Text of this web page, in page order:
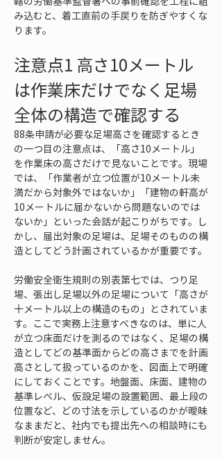
み込むと、着工直前の手戻りを防ぎやすくな
ります。
注意点1 高さ10メートル
は作業床だけでなく足場
全体の構造で確認する
88条申請が必要な足場高さを確認するとき
の一つ目の注意点は、「高さ10メートル」
を作業床の高さだけで見ないことです。現場
では、「作業者が立つ位置が10メートル未
満だから対象外ではないか」「建物の軒高が
10メートルに届かないから問題ないのでは
ないか」といった会話が起こりがちです。し
かし、届出対象の足場は、足場そのものの構
造としてどう計画されているかが重要です。
労働安全衛生規則の別表第七では、つり足
場、張出し足場以外の足場について「高さが
十メートル以上の構造のもの」とされていま
す。ここで実務上注意すべきなのは、単に人
が立つ床面だけを測るのではなく、足場の構
造としてどの基準面からどの高さまでを計画
高さとして扱っているのかを、図面上で明確
にしておくことです。地盤面、床面、建物の
基準レベル、仮設足場の設置範囲、最上段の
位置など、どの寸法を示しているのかが曖昧
なままだと、社内でも提出先への相談時にも
判断が安定しません。